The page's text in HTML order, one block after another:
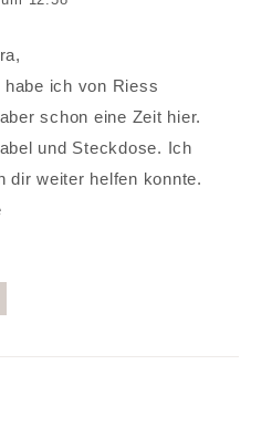
habe ich von Riess
schon eine Zeit hier.
und Steckdose. Ich
dir weiter helfen konnte.